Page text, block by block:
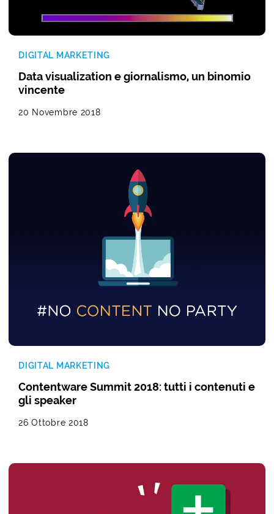
DIGITAL MARKETING
Data visualization e giornalismo, un binomio
vincente
20 Novembre 2018
DIGITAL MARKETING
Contentware Summit 2018: tutti i contenuti e
gli speaker
26 Ottobre 2018